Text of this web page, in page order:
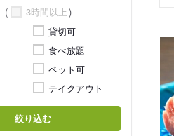
3時間以上
貸切可
食べ放題
ペット可
テイクアウト
絞り込む